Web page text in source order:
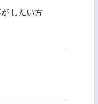
したい方